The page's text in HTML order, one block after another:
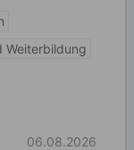
Weiterbildung
06.08.2026